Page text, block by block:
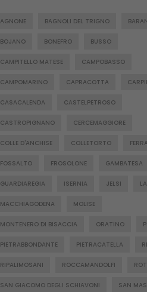
AGNONE BAGNOLI DEL TRIGNO
BOJANO BONEFRO BUSSO
CAMPITELLO MATESE CAMPOBASSO
CAMPOMARINO CAPRACOTTA
CASACALENDA CASTELPETROSO
CASTROPIGNANO CERCEMAGGIORE
COLLE D'ANCHISE COLLETORTO
FOSSALTO FROSOLONE GAMBATESA
GUARDIAREGIA ISERNIA JELSI
MACCHIAGODENA MOLISE
MONTENERO DI BISACCIA ORATINO
PIETRABBONDANTE PIETRACATELLA
RIPALIMOSANI ROCCAMANDOLFI
SAN GIACOMO DEGLI SCHIAVONI SAN